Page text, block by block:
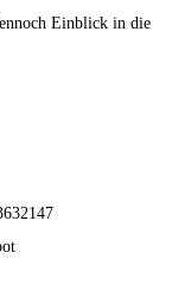
Einblick in die